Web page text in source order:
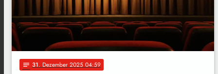
notes 31. Dezember 2025 04:59